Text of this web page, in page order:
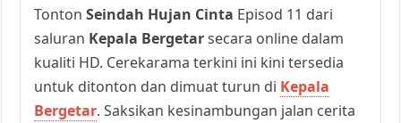
TontonSeindah Hujan Cinta Episod 11 dari
saluran Kepala Bergetarsecara online dalam
kualiti HD. Cerekarama terkini ini kini tersedia
untuk ditonton dan dimuat turun di Kepala
Bergetar. Saksikan kesinambungan jalan cerita